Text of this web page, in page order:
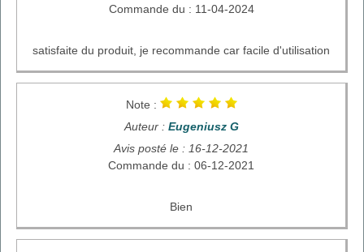
Commande du : 11-04-2024
satisfaite du produit, je recommande car facile d'utilisation
Note :
Auteur : Eugeniusz G
Avis posté le : 16-12-2021
Commande du : 06-12-2021
Bien